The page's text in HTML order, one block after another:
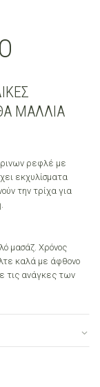
ΜΑΛΛΙΑ
ρεφλέ με
εκχυλίσματα
την τρίχα για
μασάζ. Χρόνος
καλά με άφθονο
τις ανάγκες των